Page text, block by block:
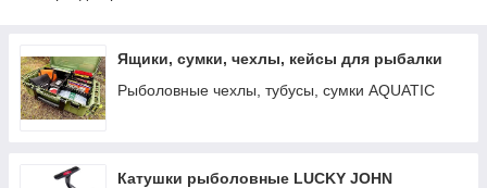
Ящики, сумки, чехлы, кейсы для рыбалки
Рыболовные чехлы, тубусы, сумки AQUATIC
Катушки рыболовные LUCKY JOHN